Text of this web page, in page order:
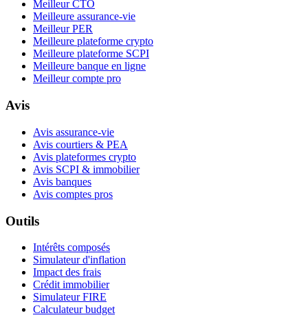
Meilleur CTO
Meilleure assurance-vie
Meilleur PER
Meilleure plateforme crypto
Meilleure plateforme SCPI
Meilleure banque en ligne
Meilleur compte pro
Avis
Avis assurance-vie
Avis courtiers & PEA
Avis plateformes crypto
Avis SCPI & immobilier
Avis banques
Avis comptes pros
Outils
Intérêts composés
Simulateur d'inflation
Impact des frais
Crédit immobilier
Simulateur FIRE
Calculateur budget